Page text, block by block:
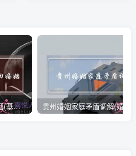
基督徒出轨怎么挽回婚姻(基督徒面对出轨婚姻)